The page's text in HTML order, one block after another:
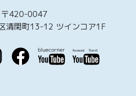
〒420-0047
清閑町13-12 ツインコア1F